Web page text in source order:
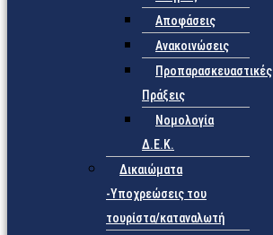
Αποφάσεις
Ανακοινώσεις
Προπαρασκευαστικές
Πράξεις
Νομολογία
Δ.Ε.Κ.
Δικαιώματα
-Υποχρεώσεις του
τουρίστα/καταναλωτή